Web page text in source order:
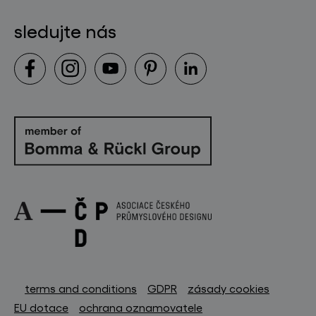
sledujte nás
terms and conditions GDPR
zásady cookies
EU dotace
ochrana oznamovatele